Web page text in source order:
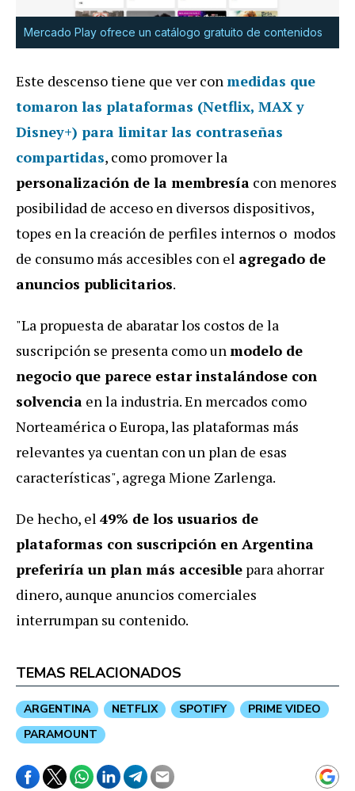
Mercado Play ofrece un catálogo gratuito de contenidos
Este descenso tiene que ver conmedidas que
tomaron las plataformas (Netflix, MAX y
Disney+) para limitar las contraseñas
compartidas, como promover la
personalización de la membresía con menores
posibilidad de acceso en diversos dispositivos,
topes en la creación de perfiles internos o modos
de consumo más accesibles con el agregado de
anuncios publicitarios.
"La propuesta de abaratar los costos de la
suscripción se presenta como unmodelo de
negocio que parece estar instalándose con
solvencia en la industria. En mercados como
Norteamérica o Europa, las plataformas más
relevantes ya cuentan con un plan de esas
características", agrega Mione Zarlenga.
De hecho, el 49% de los usuarios de
plataformas con suscripción en Argentina
preferiría un plan más accesible para ahorrar
dinero, aunque anuncios comerciales
interrumpan su contenido.
TEMAS RELACIONADOS
ARGENTINA NETFLIX SPOTIFY
PRIME VIDEO
PARAMOUNT